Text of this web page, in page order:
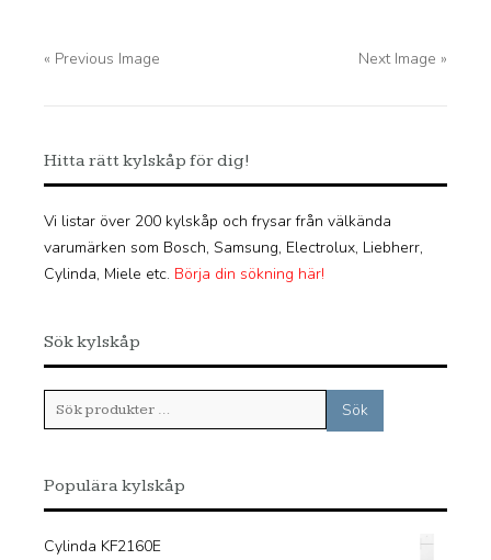
« Previous Image Next Image »
Hitta rätt kylskåp för dig!
Vi listar över 200 kylskåp och frysar från välkända
varumärken som Bosch, Samsung, Electrolux, Liebherr,
Cylinda, Miele etc. Börja din sökning här!
Sök kylskåp
Sök
efter:
Sök
Populära kylskåp
Cylinda KF2160E